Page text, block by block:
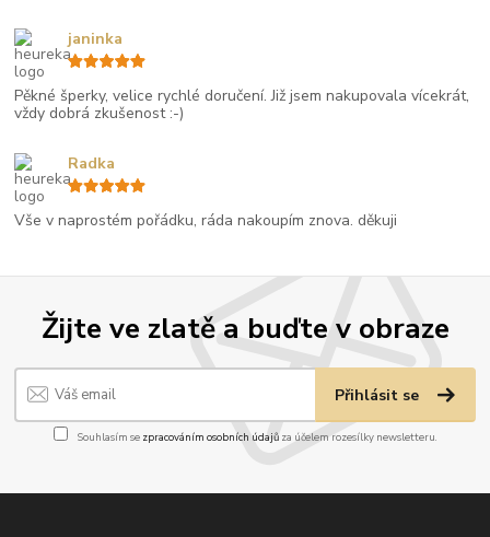
Žijte ve zlatě a buďte v obraze
Přihlásit se
Souhlasím se zpracováním osobních údajůza účelem rozesílky newsletteru.
Pěkné šperky, velice rychlé doručení. Již jsem nakupovala vícekrát,
vždy dobrá zkušenost :-)
janinka
Vše v naprostém pořádku, ráda nakoupím znova. děkuji
Radka